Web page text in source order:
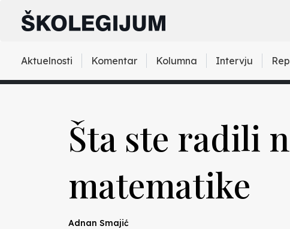
Aktuelnosti Komentar Kolumna Intervju
Šta ste radili
matematike
Adnan Smajić